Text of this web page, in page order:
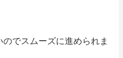
でスムーズに進められま